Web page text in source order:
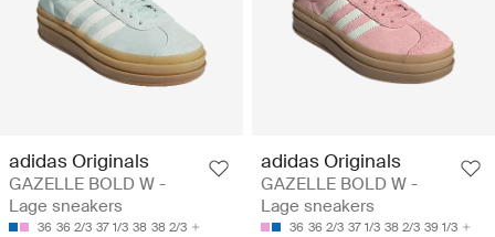
adidas Originals
GAZELLE BOLD W -
Lage sneakers
36 36 2/3 37 1/3 38 38 2/3
adidas Originals
GAZELLE BOLD W -
Lage sneakers
36 36 2/3 37 1/3 38 2/3 39 1/3